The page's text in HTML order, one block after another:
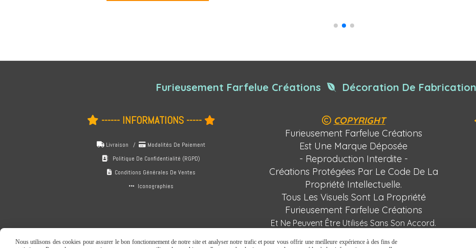
Furieusement Farfelue Créations  Décoration De
 ------ INFORMATIONS ----- 
 Livraison / Modalités De Paiement
 Politique De Confidentialité (RGPD)
Conditions Générales De Ventes
 Iconographies
 COPYRIGHT
Furieusement Farfelue Créations
Est Une Marque Déposée
- Reproduction Interdite -
Créations Protégées Par Le Code De La
Propriété Intellectuelle.
Tous Les Visuels Sont La Propriété
Furieusement Farfelue Créations
Et Ne Peuvent Être Utilisés Sans Son Accord.
Nous utilisons des cookies pour assurer le bon fonctionnement de notre site et analyser notre trafic et pour vous offrir une meilleure expérience à des fins de